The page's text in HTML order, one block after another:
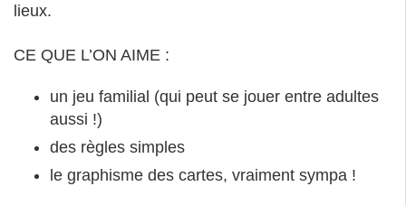
lieux.
CE QUE L’ON AIME :
un jeu familial (qui peut se jouer entre adultes
aussi !)
des règles simples
le graphisme des cartes, vraiment sympa !